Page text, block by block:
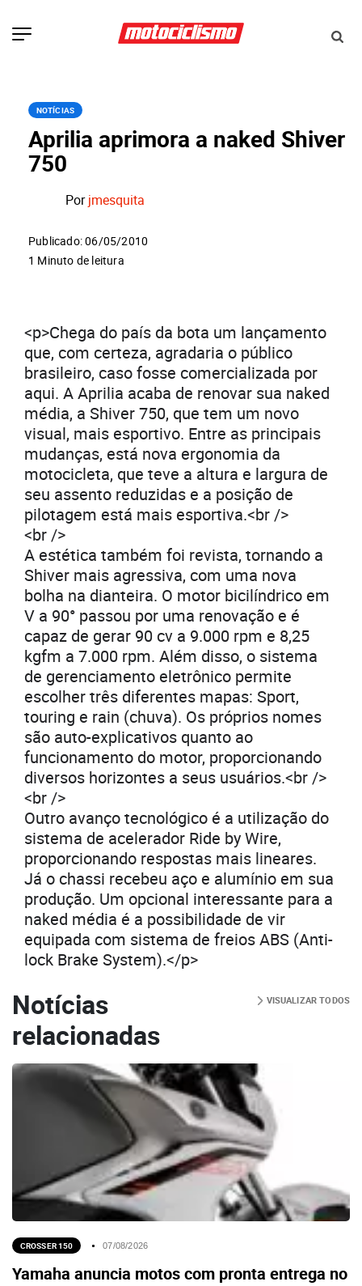
NOTÍCIAS
Aprilia aprimora a naked Shiver
750
Porjmesquita
Publicado: 06/05/2010
1 Minuto de leitura
<p>Chega do país da bota um lançamento
que, com certeza, agradaria o público
brasileiro, caso fosse comercializada por
aqui. A Aprilia acaba de renovar sua naked
média, a Shiver 750, que tem um novo
visual, mais esportivo. Entre as principais
mudanças, está nova ergonomia da
motocicleta, que teve a altura e largura de
seu assento reduzidas e a posição de
pilotagem está mais esportiva.<br />
<br />
A estética também foi revista, tornando a
Shiver mais agressiva, com uma nova
bolha na dianteira. O motor bicilíndrico em
V a 90° passou por uma renovação e é
capaz de gerar 90 cv a 9.000 rpm e 8,25
kgfm a 7.000 rpm. Além disso, o sistema
de gerenciamento eletrônico permite
escolher três diferentes mapas: Sport,
touring e rain (chuva). Os próprios nomes
são auto-explicativos quanto ao
funcionamento do motor, proporcionando
diversos horizontes a seus usuários.<br />
<br />
Outro avanço tecnológico é a utilização do
sistema de acelerador Ride by Wire,
proporcionando respostas mais lineares.
Já o chassi recebeu aço e alumínio em sua
produção. Um opcional interessante para a
naked média é a possibilidade de vir
equipada com sistema de freios ABS (Anti-
lock Brake System).</p>
Notícias
relacionadas
VISUALIZAR TODOS
CROSSER 150 07/08/2026
Yamaha anuncia motos com pronta entrega no